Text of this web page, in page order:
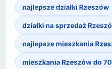
najlepsze działki Rzeszów
działki na sprzedaż
najlepsze mieszkania
mieszkania Rzeszów do